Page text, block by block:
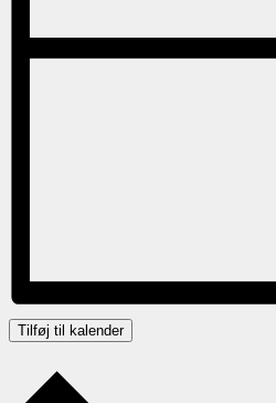
Tilføj til kalender